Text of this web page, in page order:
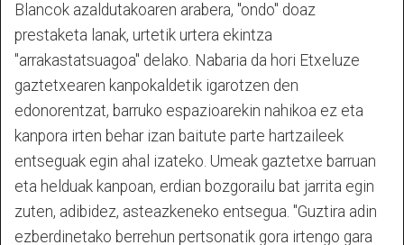
Blancok azaldutakoaren arabera, "ondo" doaz
prestaketa lanak, urtetik urtera ekintza
"arrakastatsuagoa" delako. Nabaria da hori Etxeluze
gaztetxearen kanpokaldetik igarotzen den
edonorentzat, barruko espazioarekin nahikoa ez eta
kanpora irten behar izan baitute parte hartzaileek
entseguak egin ahal izateko. Umeak gaztetxe barruan
eta helduak kanpoan, erdian bozgorailu bat jarrita egin
zuten, adibidez, asteazkeneko entsegua. "Guztira adin
ezberdinetako berrehun pertsonatik gora irtengo gara